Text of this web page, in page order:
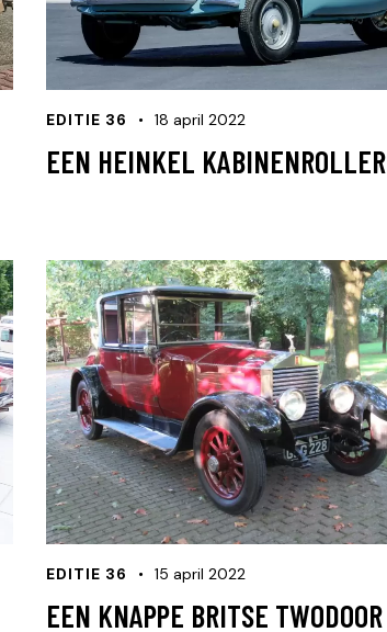
EDITIE 36 18 april 2022
EEN HEINKEL KABINENROLLER
EDITIE 36 15 april 2022
EEN KNAPPE BRITSE TWODOOR